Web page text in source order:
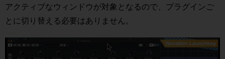
アクティブなウィンドウが対象となるので、プラグインご
とに切り替える必要はありません。